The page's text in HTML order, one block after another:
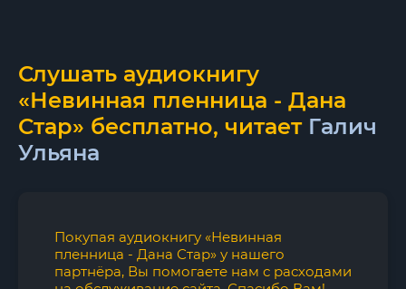
Слушать аудиокнигу
«Невинная пленница - Дана
Стар» бесплатно, читает Галич
Ульяна
Покупая аудиокнигу «Невинная
пленница - Дана Стар» у нашего
партнёра, Вы помогаете нам с расходами